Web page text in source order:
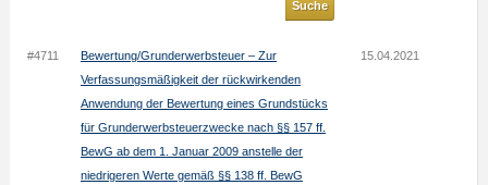
#4711
Bewertung/Grunderwerbsteuer – Zur
Verfassungsmäßigkeit der rückwirkenden
Anwendung der Bewertung eines Grundstücks
für Grunderwerbsteuerzwecke nach §§ 157 ff.
BewG ab dem 1. Januar 2009 anstelle der
niedrigeren Werte gemäß §§ 138 ff. BewG
15.04.2021